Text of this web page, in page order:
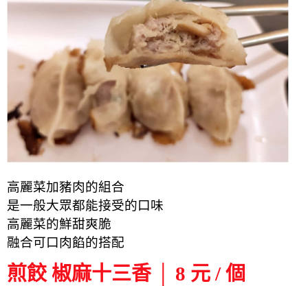
高麗菜加豬肉的組合
是一般大眾都能接受的口味
高麗菜的鮮甜爽脆
融合可口肉餡的搭配
煎餃 椒麻十三香 │ 8 元 / 個